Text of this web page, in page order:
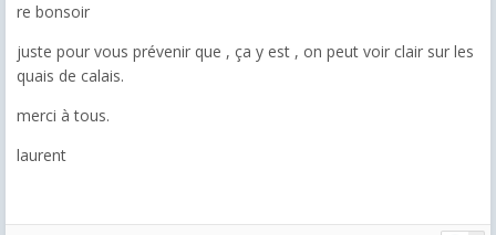
re bonsoir
juste pour vous prévenir que , ça y est , on peut voir clair sur les
quais de calais.
merci à tous.
laurent